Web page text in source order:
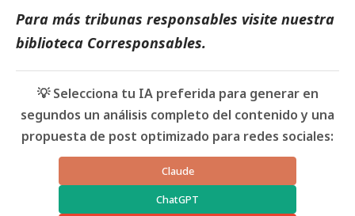
Para más tribunas responsables visite nuestra
biblioteca Corresponsables.
💡 Selecciona tu IA preferida para generar en
segundos un análisis completo del contenido y una
propuesta de post optimizado para redes sociales:
Claude
ChatGPT